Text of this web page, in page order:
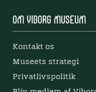
Om Viborg Museum
Kontakt os
Museets strategi
Privatlivspolitik